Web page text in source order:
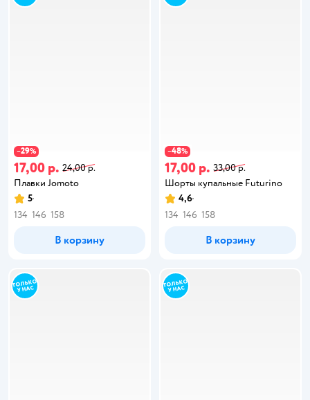
−29%
17,00 р. 24,00 р.
Плавки Jomoto
5
134 146 158
В корзину
−48%
17,00 р. 33,00 р.
Шорты купальные Futurino
4,6
134 146 158
В корзину